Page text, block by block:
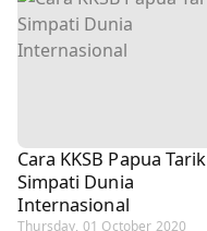
Cara KKSB Papua Tarik
Simpati Dunia
Internasional
Thursday, 01 October 2020